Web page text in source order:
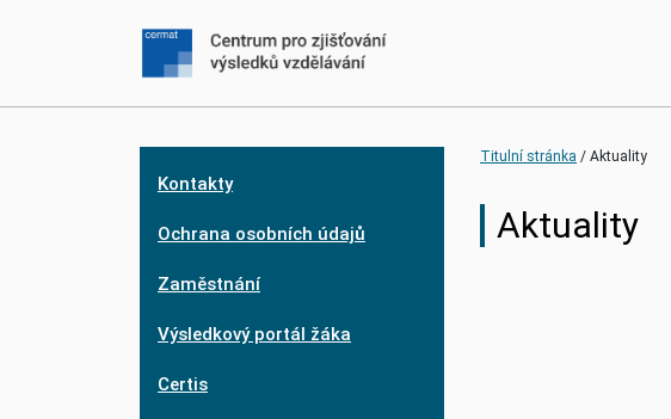
Kontakty
Ochrana osobních údajů
Zaměstnání
Výsledkový portál žáka
Certis
Titulní stránka Aktuality
Aktuality